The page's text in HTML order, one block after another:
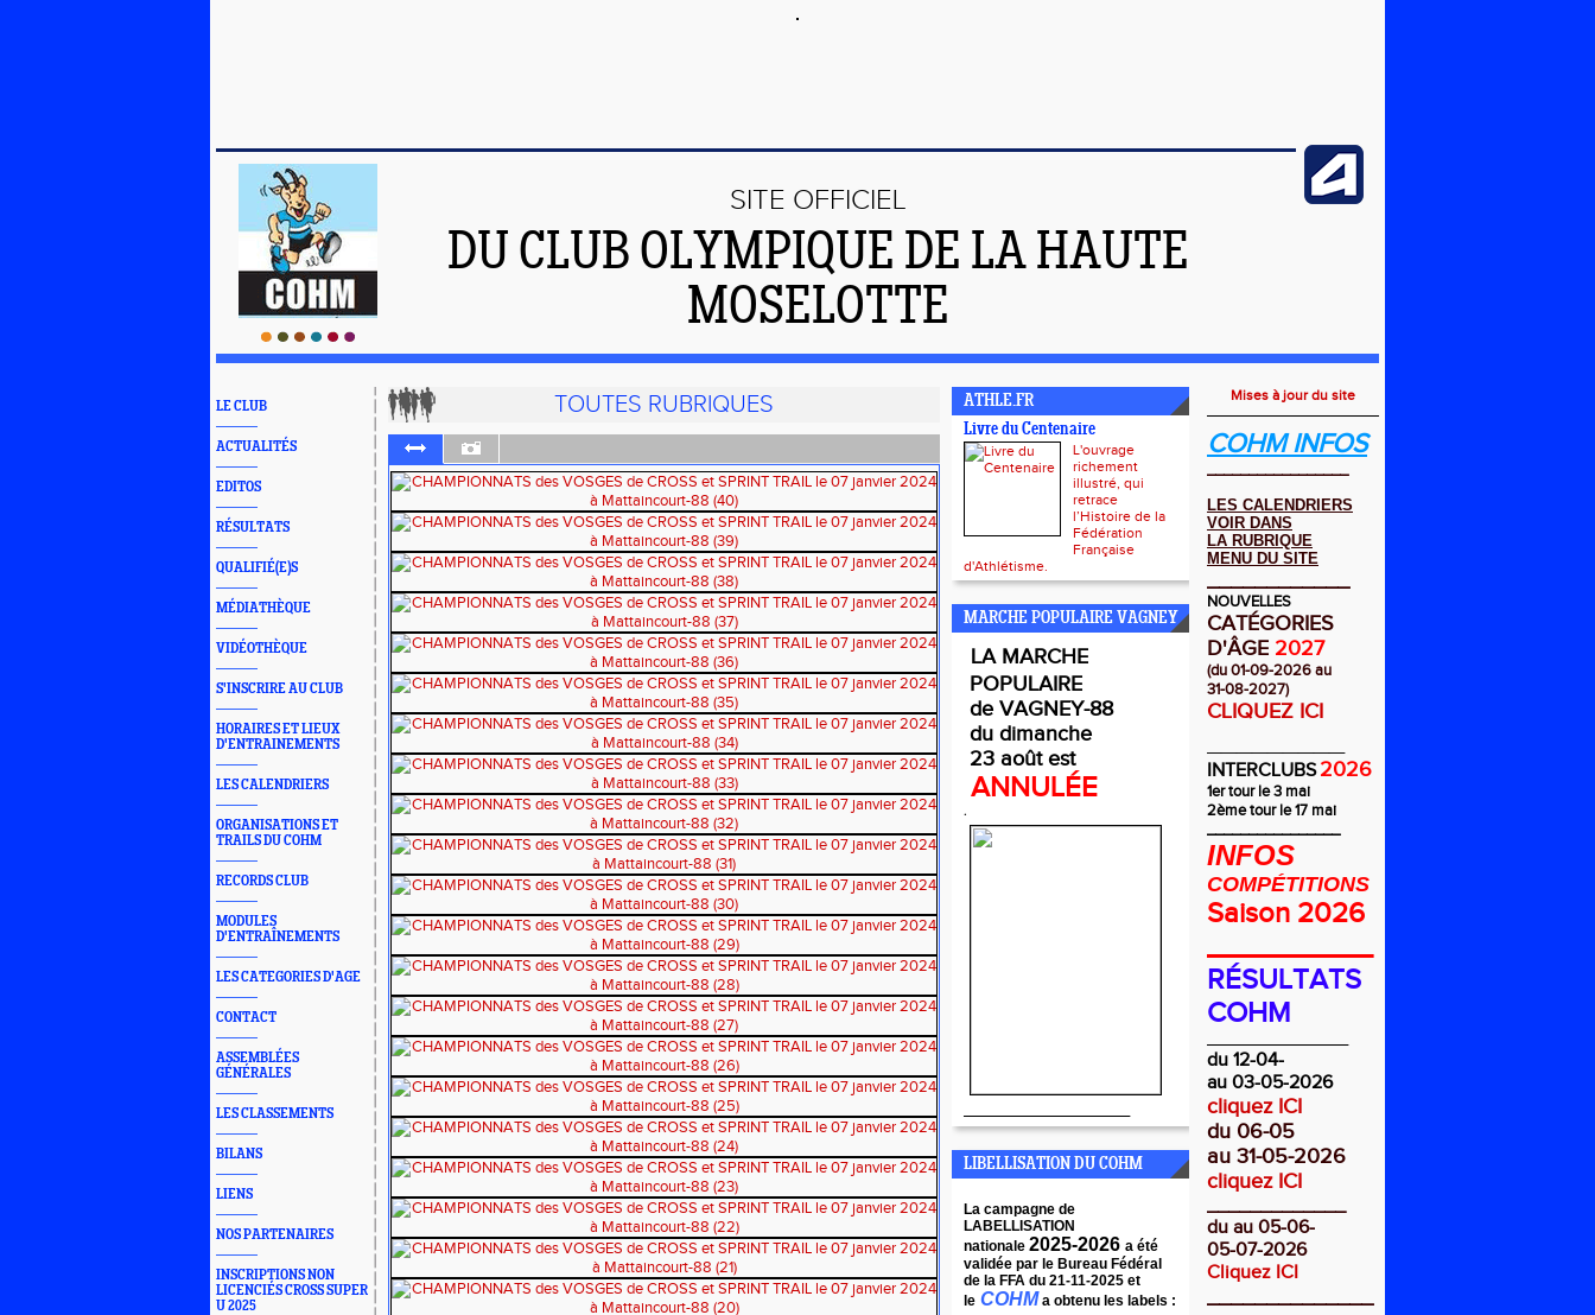
SITE OFFICIEL
DU CLUB OLYMPIQUE DE LA HAUTE
MOSELOTTE
LE CLUB
ACTUALITÉS
EDITOS
RÉSULTATS
QUALIFIÉ(E)S
MÉDIATHÈQUE
VIDÉOTHÈQUE
S'INSCRIRE AU CLUB
HORAIRES ET LIEUX
D'ENTRAINEMENTS
LES CALENDRIERS
ORGANISATIONS ET
TRAILS DU COHM
RECORDS CLUB
MODULES
D'ENTRAÎNEMENTS
LES CATEGORIES D'AGE
CONTACT
ASSEMBLÉES
GÉNÉRALES
LES CLASSEMENTS
BILANS
LIENS
NOS PARTENAIRES
INSCRIPTIONS NON
LICENCIÉS CROSS SUPER
U 2025
TOUTES RUBRIQUES
ATHLE.FR
Livre du Centenaire
L'ouvrage
richement
illustré, qui
retrace
l’Histoire de la
Fédération
Française
d'Athlétisme.
MARCHE POPULAIRE VAGNEY
LA MARCHE
POPULAIRE
de VAGNEY-88
du dimanche
23 août est
ANNULÉE
.
LIBELLISATION DU COHM
La campagne de
LABELLISATION
nationale 2025-2026 a été
validée par le Bureau Fédéral
de la FFA du 21-11-2025 et
le COHM a obtenu les labels :
Mises à jour du site
COHM INFOS
_________________
LES CALENDRIERS
VOIR DANS
LA RUBRIQUE
MENU DU SITE
NOUVELLES
CATÉGORIES
D'ÂGE 2027
(du 01-09-2026 au
31-08-2027)
CLIQUEZ ICI
INTERCLUBS 2026
1er tour le 3 mai
2ème tour le 17 mai
________________
INFOS
COMPÉTITIONS
Saison 2026
__________
RÉSULTATS
COHM
du 12-04-
au 03-05-2026
cliquez ICI
du 06-05
au 31-05-2026
cliquez ICI
_____________
du au 05-06-
05-07-2026
Cliquez ICI